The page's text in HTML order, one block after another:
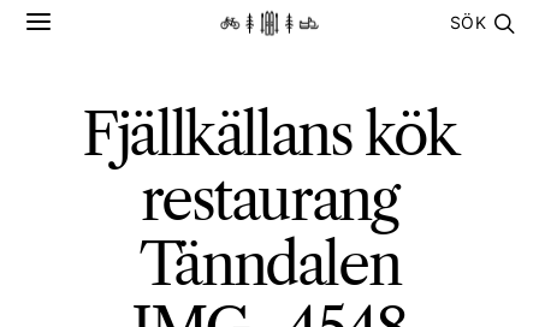
SÖK
Fjällkällans kök
restaurang
Tänndalen